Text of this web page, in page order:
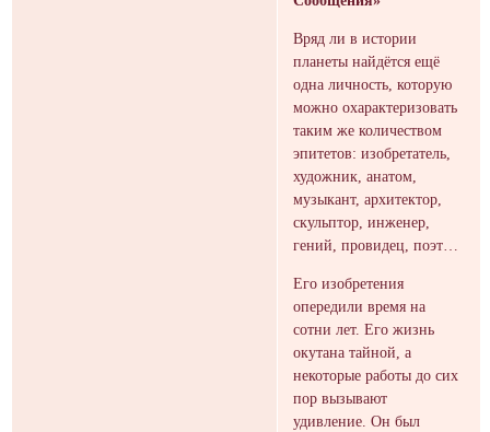
Вряд ли в истории
планеты найдётся ещё
одна личность, которую
можно охарактеризовать
таким же количеством
эпитетов: изобретатель,
художник, анатом,
музыкант, архитектор,
скульптор, инженер,
гений, провидец, поэт…
Его изобретения
опередили время на
сотни лет. Его жизнь
окутана тайной, а
некоторые работы до сих
пор вызывают
удивление. Он был